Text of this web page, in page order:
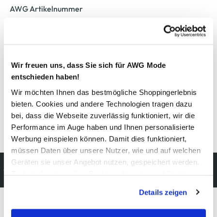
Wir freuen uns, dass Sie sich für AWG Mode
entschieden haben!
Wir möchten Ihnen das bestmögliche Shoppingerlebnis
bieten. Cookies und andere Technologien tragen dazu
bei, dass die Webseite zuverlässig funktioniert, wir die
Performance im Auge haben und Ihnen personalisierte
Werbung einspielen können. Damit dies funktioniert,
müssen Daten über unsere Nutzer, wie und auf welchen
Geräten sie unser Angebot nutzen, gespeichert werden.
werden, werden bei der Nutzung der Webseite auf jeden
Fall gesetzt. Cookies von Drittanbietern für Analyse- oder
Details zeigen
AWG Artikelnummer
100% Baumwolle
Pflegehinweise
Kostenfreie Rücksendung